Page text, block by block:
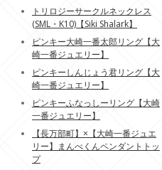
トリロジーサークルネックレス
(SML・K10)【Siki Shalark】
ピンキー大崎一番太郎リング【大
崎一番ジュエリー】
ピンキーしんじょう君リング【大
崎一番ジュエリー】
ピンキーふなっしーリング【大崎
一番ジュエリー】
【長万部町】×【大崎一番ジュエ
リー】まんべくんペンダントトッ
プ